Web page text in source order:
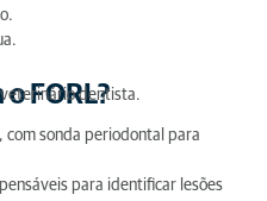
FORL?dentista.
, com sonda periodontal para
para identificar lesões